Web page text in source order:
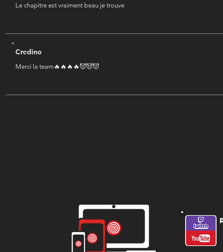
Le chapitre est vraiment beau je trouve
Credino
Merci la team🔥🔥🔥🔥😈😈😈